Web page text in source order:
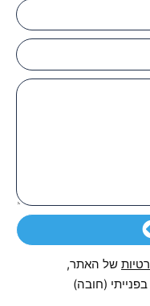
של האתר,
(חובה)